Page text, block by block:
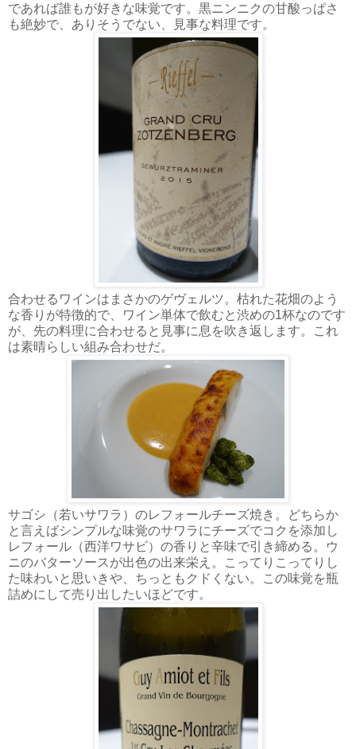
であれば誰もが好きな味覚です。黒ニンニクの甘酸っぱさ
も絶妙で、ありそうでない、見事な料理です。
合わせるワインはまさかのゲヴェルツ。枯れた花畑のよう
な香りが特徴的で、ワイン単体で飲むと渋めの1杯なのです
が、先の料理に合わせると見事に息を吹き返します。これ
は素晴らしい組み合わせだ。
サゴシ（若いサワラ）のレフォールチーズ焼き。どちらか
と言えばシンプルな味覚のサワラにチーズでコクを添加し
レフォール（西洋ワサビ）の香りと辛味で引き締める。ウ
ニのバターソースが出色の出来栄え。こってりこってりし
た味わいと思いきや、ちっともクドくない。この味覚を瓶
詰めにして売り出したいほどです。